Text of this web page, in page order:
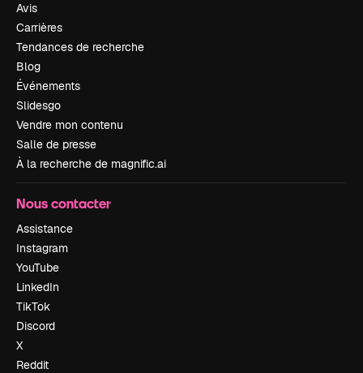
Avis
Carrières
Tendances de recherche
Blog
Événements
Slidesgo
Vendre mon contenu
Salle de presse
À la recherche de magnific.ai
Nous contacter
Assistance
Instagram
YouTube
LinkedIn
TikTok
Discord
X
Reddit